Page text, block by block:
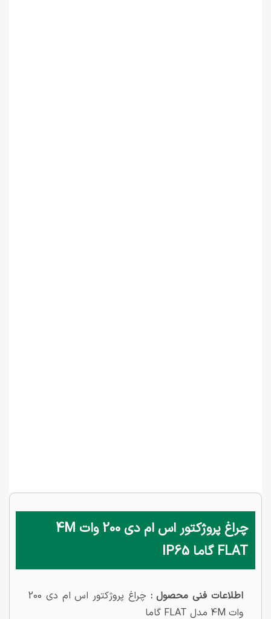
چراغ پروژکتور اس ام دی 200 وات 4M
FLAT گاما IP65
اطلاعات فنی محصول :
چراغ پروژکتور اس ام دی 200
وات 4M مدل FLAT گاما